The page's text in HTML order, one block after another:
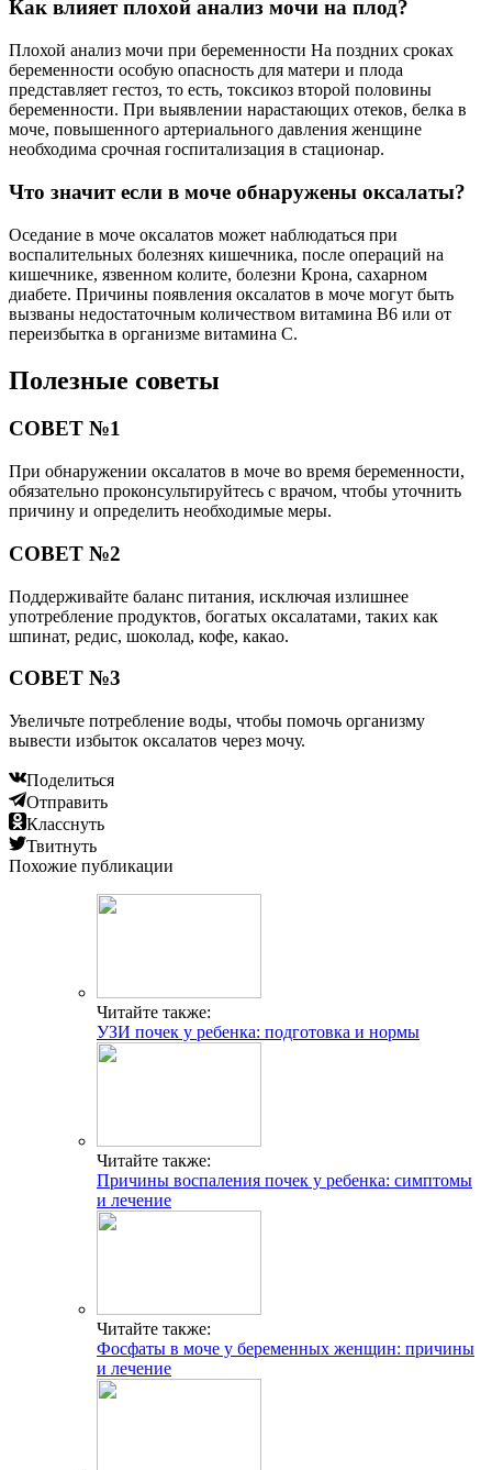
Как влияет плохой анализ мочи на плод?
Плохой анализ мочи при беременности На поздних сроках
беременности особую опасность для матери и плода
представляет гестоз, то есть, токсикоз второй половины
беременности. При выявлении нарастающих отеков, белка в
моче, повышенного артериального давления женщине
необходима срочная госпитализация в стационар.
Что значит если в моче обнаружены оксалаты?
Оседание в моче оксалатов может наблюдаться при
воспалительных болезнях кишечника, после операций на
кишечнике, язвенном колите, болезни Крона, сахарном
диабете. Причины появления оксалатов в моче могут быть
вызваны недостаточным количеством витамина В6 или от
переизбытка в организме витамина С.
Полезные советы
СОВЕТ №1
При обнаружении оксалатов в моче во время беременности,
обязательно проконсультируйтесь с врачом, чтобы уточнить
причину и определить необходимые меры.
СОВЕТ №2
Поддерживайте баланс питания, исключая излишнее
употребление продуктов, богатых оксалатами, таких как
шпинат, редис, шоколад, кофе, какао.
СОВЕТ №3
Увеличьте потребление воды, чтобы помочь организму
вывести избыток оксалатов через мочу.
Поделиться
Отправить
Класснуть
Твитнуть
Похожие публикации
Читайте также:
УЗИ почек у ребенка: подготовка и нормы
Читайте также:
Причины воспаления почек у ребенка: симптомы
и лечение
Читайте также:
Фосфаты в моче у беременных женщин: причины
и лечение